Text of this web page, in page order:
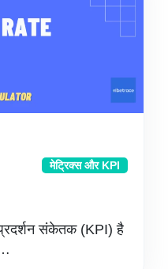
मेट्रिक्स और KPI
प्रदर्शन संकेतक (KPI) है